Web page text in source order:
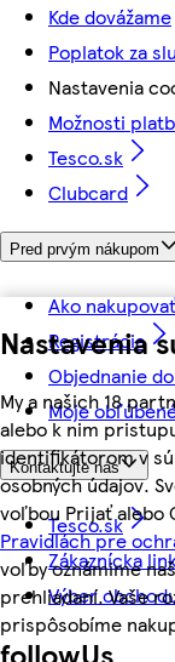
Nastavenia
My a našich 18
alebo k nim
identifikátorom v
osobných údajov.
voľbou Prijať alebo
Pravidlách pre
voľby oznámime
prehliadaní. Vaše
prispôsobíme
Kde dovážame
Poplatok za
Nastavenia
Možnosti
Tesco.sk
Clubcard
Pred prvým nákupom
Ako nakupovať
Registrácia
Objednanie
Moje
Kontaktujte nás
Tesco.sk
Zákaznícka
Výber
followUs